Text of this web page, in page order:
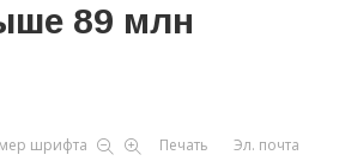
89 млн
шрифта
Печать Эл. почта